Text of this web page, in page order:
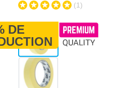
(1)
DE
View larger image
View larger image